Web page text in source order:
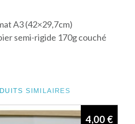
A3 (42×29,7cm)
semi-rigide 170g couché
SIMILAIRES
4,00 €